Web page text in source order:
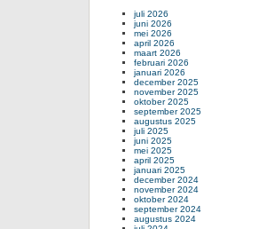
juli 2026
juni 2026
mei 2026
april 2026
maart 2026
februari 2026
januari 2026
december 2025
november 2025
oktober 2025
september 2025
augustus 2025
juli 2025
juni 2025
mei 2025
april 2025
januari 2025
december 2024
november 2024
oktober 2024
september 2024
augustus 2024